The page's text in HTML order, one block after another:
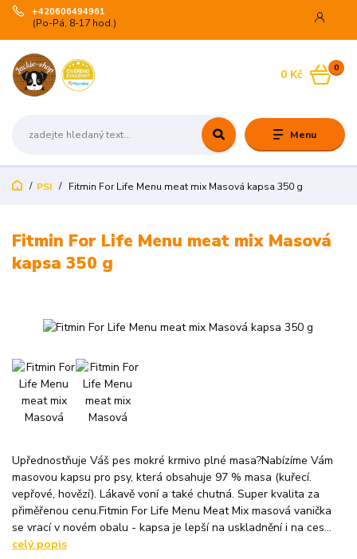
Menu
+420606494961
(Po-Pá, 8-17 hod.)
0
0 Kč
PSI Fitmin For Life Menu meat mix Masová kapsa 350 g
Fitmin For Life Menu meat mix Masová
kapsa 350 g
Upřednostňuje Váš pes mokré krmivo plné masa?Nabízíme Vám
masovou kapsu pro psy, která obsahuje 97 % masa (kuřecí.
vepřové, hovězí). Lákavě voní a také chutná. Super kvalita za
přiměřenou cenu.Fitmin For Life Menu Meat Mix masová vanička
se vrací v novém obalu - kapsa je lepší na uskladnění i na ces...
celý popis